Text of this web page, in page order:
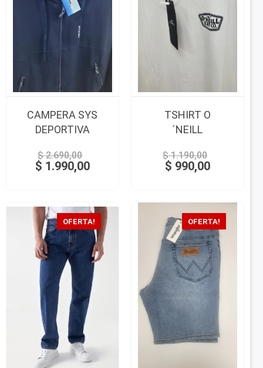
CAMPERA SYS
DEPORTIVA
$2.690,00
$ 1.990,00
TSHIRT O
´NEILL
$1.190,00
$ 990,00
OFERTA! OFERTA!